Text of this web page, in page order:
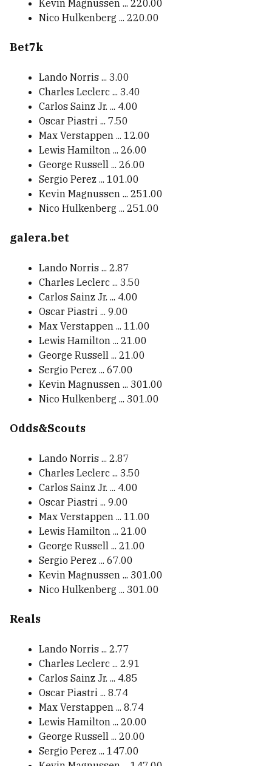
Kevin Magnussen ... 220.00
Nico Hulkenberg ... 220.00
Bet7k
Lando Norris ... 3.00
Charles Leclerc ... 3.40
Carlos Sainz Jr. ... 4.00
Oscar Piastri ... 7.50
Max Verstappen ... 12.00
Lewis Hamilton ... 26.00
George Russell ... 26.00
Sergio Perez ... 101.00
Kevin Magnussen ... 251.00
Nico Hulkenberg ... 251.00
galera.bet
Lando Norris ... 2.87
Charles Leclerc ... 3.50
Carlos Sainz Jr. ... 4.00
Oscar Piastri ... 9.00
Max Verstappen ... 11.00
Lewis Hamilton ... 21.00
George Russell ... 21.00
Sergio Perez ... 67.00
Kevin Magnussen ... 301.00
Nico Hulkenberg ... 301.00
Odds&Scouts
Lando Norris ... 2.87
Charles Leclerc ... 3.50
Carlos Sainz Jr. ... 4.00
Oscar Piastri ... 9.00
Max Verstappen ... 11.00
Lewis Hamilton ... 21.00
George Russell ... 21.00
Sergio Perez ... 67.00
Kevin Magnussen ... 301.00
Nico Hulkenberg ... 301.00
Reals
Lando Norris ... 2.77
Charles Leclerc ... 2.91
Carlos Sainz Jr. ... 4.85
Oscar Piastri ... 8.74
Max Verstappen ... 8.74
Lewis Hamilton ... 20.00
George Russell ... 20.00
Sergio Perez ... 147.00